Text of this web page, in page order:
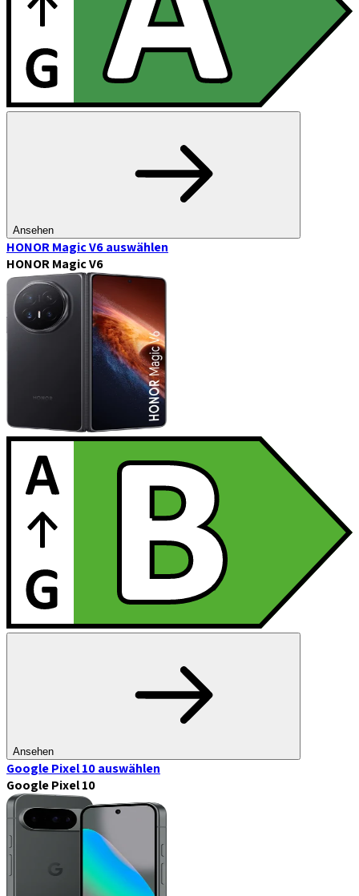
Ansehen
HONOR Magic V6auswählen
HONOR Magic V6
Ansehen
Google Pixel 10auswählen
Google Pixel 10